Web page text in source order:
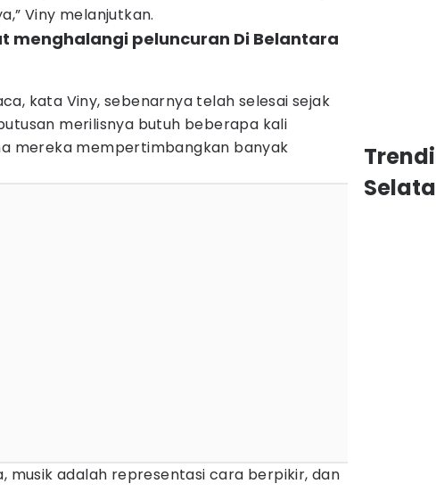
Viny melanjutkan.
menghalangi peluncuran Di Belantara
kata Viny, sebenarnya telah selesai sejak
merilisnya butuh beberapa kali
mereka mempertimbangkan banyak
musik adalah representasi cara berpikir, dan